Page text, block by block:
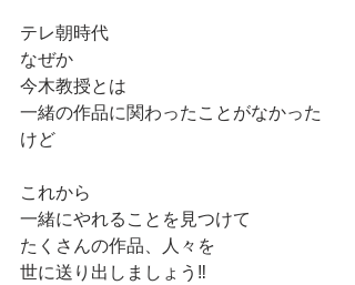
テレ朝時代
なぜか
今木教授とは
一緒の作品に関わったことがなかった
けど
これから
一緒にやれることを見つけて
たくさんの作品、人々を
世に送り出しましょう‼️